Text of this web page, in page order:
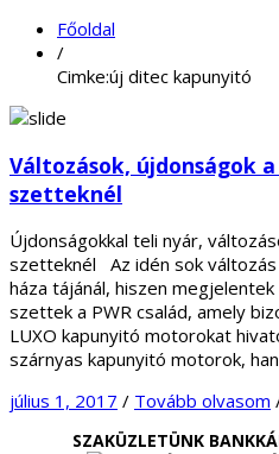
Főoldal
/
Cimke:új ditec kapunyitó
Változások, újdonságok
szetteknél
Újdonságokkal teli nyár,
szetteknél Az idén sok
háza tájánál, hiszen
szettek a PWR család, amely
LUXO kapunyitó motorokat
szárnyas kapunyitó motorok,
július 1, 2017 / Tovább olvasom
SZAKÜZLETÜNK